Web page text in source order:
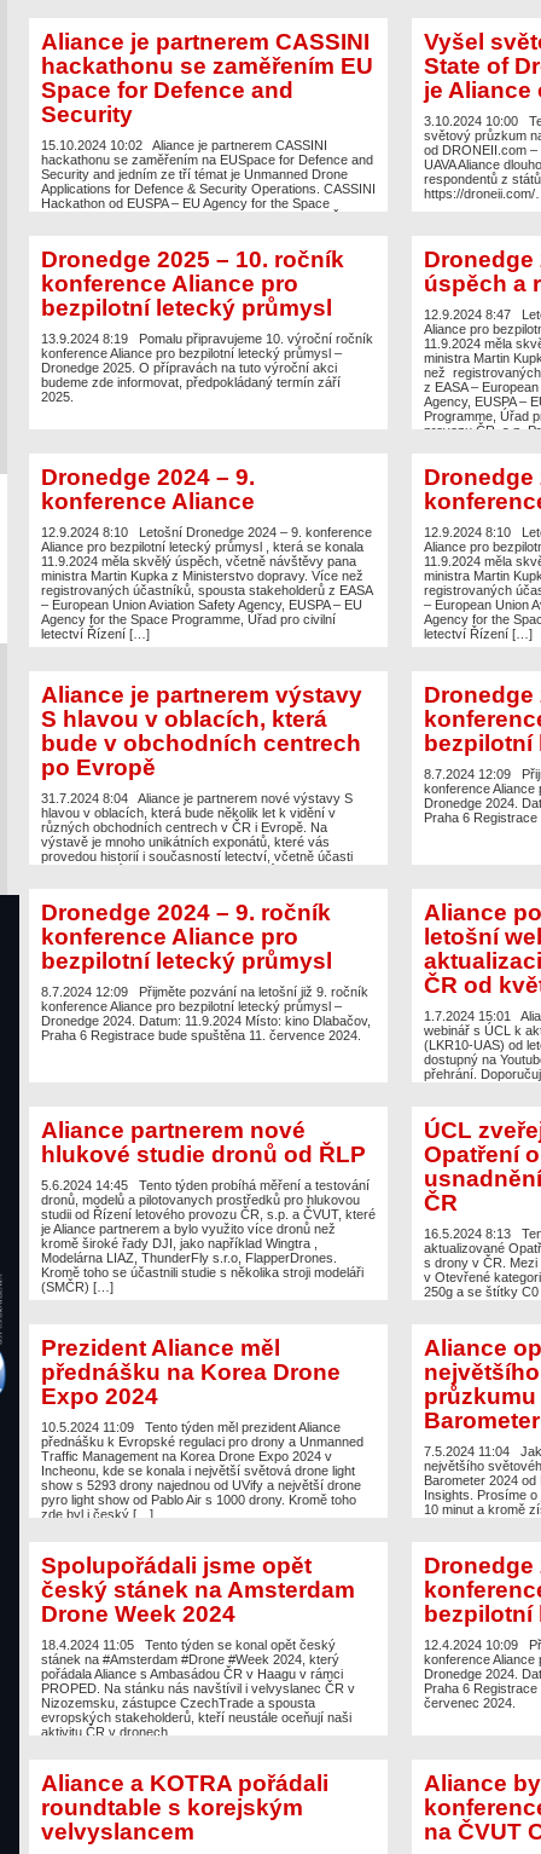
Aliance je partnerem CASSINI
hackathonu se zaměřením EU
Space for Defence and
Security
15.10.2024 10:02 Aliance je partnerem CASSINI
hackathonu se zaměřením na EUSpace for Defence and
Security and jedním ze tří témat je Unmanned Drone
Applications for Defence & Security Operations. CASSINI
Hackathon od EUSPA – EU Agency for the Space
Vyšel
State of
je Aliance
3.10.2024 10:00
světový průzkum
od DRONEII.com
UAVA Aliance
respondentů z
https://
Dronedge 2025 – 10. ročník
konference Aliance pro
bezpilotní letecký průmysl
13.9.2024 8:19
Pomalu připravujeme 10. výroční ročník
konference Aliance pro bezpilotní letecký průmysl –
Dronedge 2025. O přípravách na tuto výroční akci
budeme zde informovat, předpokládaný termín září
2025.
Dronedge
úspěch a
12.9.2024 8:47
Aliance pro
11.9.2024 měla
ministra Martin
než
z EASA –
Agency, EUSPA –
Programme, Úřad
provozu ČR, s.p.
Dronedge 2024 – 9.
konference Aliance
12.9.2024 8:10
Letošní Dronedge 2024 – 9. konference
Aliance pro bezpilotní letecký průmysl , která se konala
11.9.2024 měla skvělý úspěch, včetně návštěvy pana
ministra Martin Kupka z Ministerstvo dopravy. Více než
registrovaných účastníků, spousta stakeholderů z EASA
– European Union Aviation Safety Agency, EUSPA – EU
Agency for the Space Programme, Úřad pro civilní
letectví Řízení […]
Dronedge
12.9.2024 8:10
Aliance pro
11.9.2024 měla
ministra Martin
registrovaných
– European Union
Agency for the
letectví Řízení […]
Aliance je partnerem výstavy
S hlavou v oblacích, která
bude v obchodních centrech
po Evropě
31.7.2024 8:04 Aliance je partnerem nové výstavy S
hlavou v oblacích, která bude několik let k vidění v
různých obchodních centrech v ČR i Evropě. Na
výstavě je mnoho unikátních exponátů, které vás
provedou historií i současností letectví, včetně účasti
Dronedge
bezpilotní
8.7.2024 12:09
konference Aliance
Dronedge 2024.
Praha 6 Registrace
Dronedge 2024 – 9. ročník
konference Aliance pro
bezpilotní letecký průmysl
8.7.2024 12:09
Přijměte pozvání na letošní již 9. ročník
konference Aliance pro bezpilotní letecký průmysl –
Dronedge 2024. Datum: 11.9.2024 Místo: kino Dlabačov,
Praha 6 Registrace bude spuštěna 11. července 2024.
Aliance
letošní
ČR od
1.7.2024 15:01
webinář s ÚCL k
(LKR10-UAS) od
dostupný na
přehrání.
příkladech,
Aliance partnerem nové
hlukové studie dronů od ŘLP
5.6.2024 14:45 Tento týden probíhá měření a testování
dronů, modelů a pilotovanych prostředků pro hlukovou
studii od Řízení letového provozu ČR, s.p. a ČVUT, které
je Aliance partnerem a bylo využito více dronů než
kromě široké řady DJI, jako například Wingtra ,
Modelárna LIAZ, ThunderFly s.r.o, FlapperDrones.
Kromě toho se účastnili studie s několika stroji modeláři
(SMČR) […]
ÚCL
Opatření
ČR
16.5.2024 8:13
aktualizované
s drony v ČR.
v Otevřené
250g a se štítky
Prezident Aliance měl
přednášku na Korea Drone
Expo 2024
10.5.2024 11:09 Tento týden měl prezident Aliance
přednášku k Evropské regulaci pro drony a Unmanned
Traffic Management na Korea Drone Expo 2024 v
Incheonu, kde se konala i největší světová drone light
show s 5293 drony najednou od UVify a největší drone
pyro light show od Pablo Air s 1000 drony. Kromě toho
zde byl i český […]
Aliance
7.5.2024 11:04
největšího
Barometer 2024
Insights. Prosíme
10 minut a kromě
Současně […]
Spolupořádali jsme opět
český stánek na Amsterdam
Drone Week 2024
18.4.2024 11:05 Tento týden se konal opět český
stánek na #Amsterdam #Drone #Week 2024, který
pořádala Aliance s Ambasádou ČR v Haagu v rámci
PROPED. Na stánku nás navštívil i velvyslanec ČR v
Nizozemsku, zástupce CzechTrade a spousta
evropských stakeholderů, kteří neustále oceňují naši
aktivitu ČR v dronech.
Dronedge
bezpilotní
12.4.2024 10:09
konference Aliance
Dronedge 2024.
Praha 6
červenec 2024.
Aliance a KOTRA pořádali
roundtable s korejským
velvyslancem
Aliance
na ČVUT